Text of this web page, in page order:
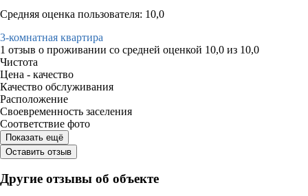
Средняя оценка пользователя: 10,0
3-комнатная квартира
1 отзыв о проживании со средней оценкой 10,0 из 10,0
Чистота
Цена - качество
Качество обслуживания
Расположение
Своевременность заселения
Соответствие фото
Показать ещё
Оставить отзыв
Другие отзывы об объекте